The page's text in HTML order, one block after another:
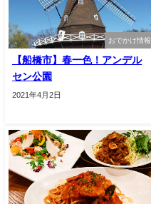
おでかけ情報
【船橋市】春一色！アンデル
セン公園
2021年4月2日